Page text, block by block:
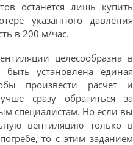
останется лишь купить
указанного давления
в 200 м/час.
целесообразна в
установлена единая
произвести расчет и
сразу обратиться за
специалистам. Но если вы
вентиляцию только в
то с этим заданием